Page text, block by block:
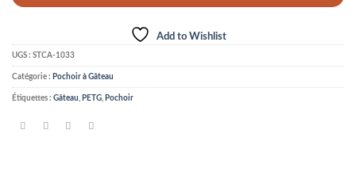
Add to Wishlist
UGS : STCA-1033
Catégorie : Pochoir à Gâteau
Étiquettes : Gâteau, PETG, Pochoir